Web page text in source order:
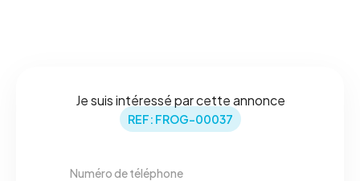
Je suis intéressé par cette annonce
REF: FROG-00037